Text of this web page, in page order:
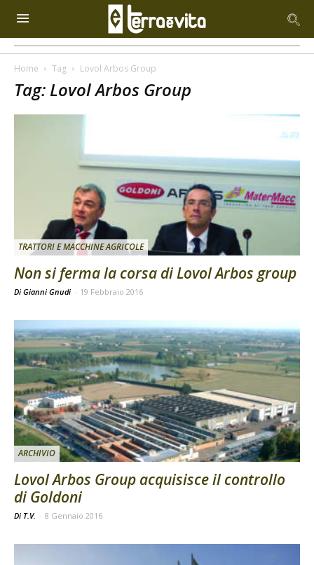
Home Tag Lovol Arbos Group
Tag: Lovol Arbos Group
TRATTORI E MACCHINE AGRICOLE
Non si ferma la corsa di Lovol Arbos group
Di Gianni Gnudi - 19 Febbraio 2016
ARCHIVIO
Lovol Arbos Group acquisisce il controllo
di Goldoni
Di T.V. - 8 Gennaio 2016